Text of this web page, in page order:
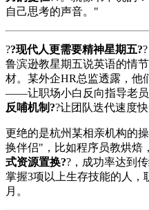
自己思考的声音。"
??现代人更需要精神星期五??
鲁滨逊教星期五说英语的情
材。某外企HR总监透露，他
——让职场小白反向指导老员
反哺机制??让团队迭代速度快
更绝的是杭州某相亲机构的
换伴侣"，比如程序员教烘焙
式资源置换??，成功率达到
掌握3项以上生存技能的人，
月。